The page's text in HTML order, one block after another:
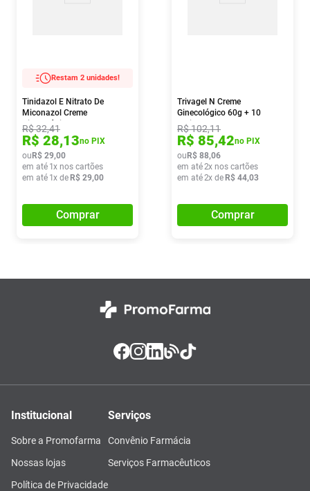
Restam 2 unidades!
Tinidazol E Nitrato De
Miconazol Creme
Ginecológico 40g + 7
Aplicadores Eurofarma
R$32,41
R$ 28,13no PIX
ou R$ 29,00
em até 1x nos cartões
em até 1x de R$ 29,00
Comprar
Trivagel N Creme
Ginecológico 60g + 10
Aplicadores
R$102,11
R$ 85,42no PIX
ou R$ 88,06
em até2x nos cartões
em até2x de R$ 44,03
Comprar
Institucional
Sobre a Promofarma
Nossas lojas
Política de Privacidade
Serviços
Convênio Farmácia
Serviços Farmacêuticos